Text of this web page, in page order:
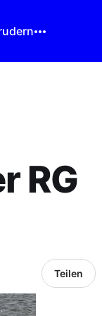
RG
Teilen